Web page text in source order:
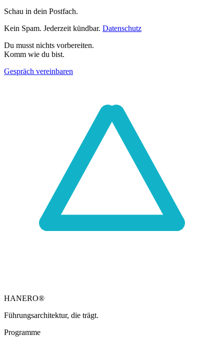
Schau in dein Postfach.
Kein Spam. Jederzeit kündbar. Datenschutz
Du musst nichts vorbereiten.
Komm wie du bist.
Gespräch vereinbaren
HANERO®
Führungsarchitektur, die trägt.
Programme